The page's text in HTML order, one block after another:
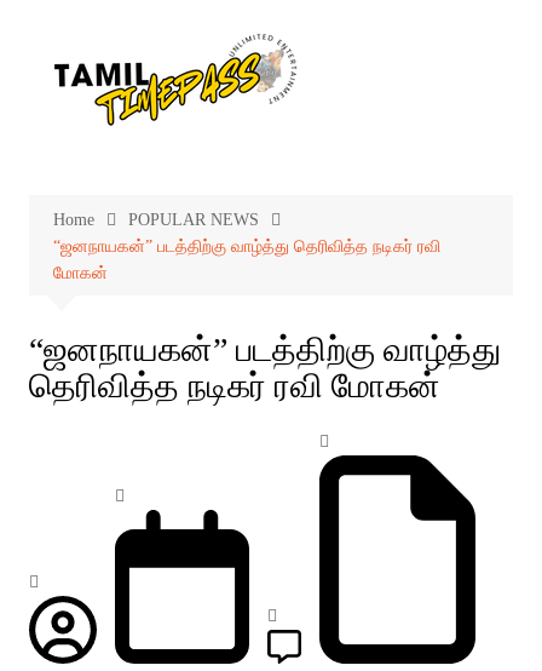
Home
POPULAR NEWS
“ஜனநாயகன்” படத்திற்கு வாழ்த்து தெரிவித்த நடிகர் ரவி
மோகன்
“ஜனநாயகன்” படத்திற்கு வாழ்த்து
தெரிவித்த நடிகர் ரவி மோகன்